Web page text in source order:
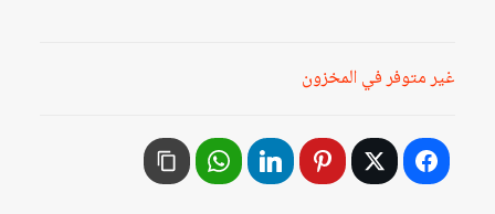
غير متوفر في المخزون